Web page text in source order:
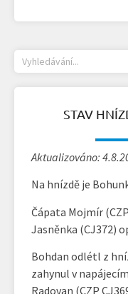
STAV
Aktualizováno:
Na hnízdě je
Čápata Mojmír
Jasněnka (CJ372)
Bohdan odlétl z
zahynul v
Radovan (CZP